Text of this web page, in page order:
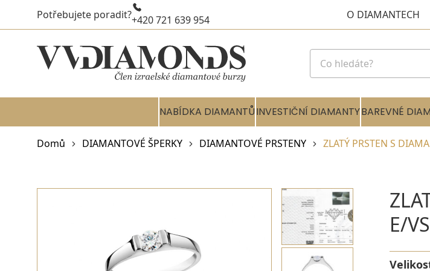
Potřebujete poradit?+420 721 639 954 O DIAMANTECH
NABÍDKA DIAMANTŮINVESTIČNÍ DIAMANTYBAREVNÉ
Domů DIAMANTOVÉ ŠPERKY DIAMANTOVÉ PRSTENY ZLATÝ PRSTEN S
E/